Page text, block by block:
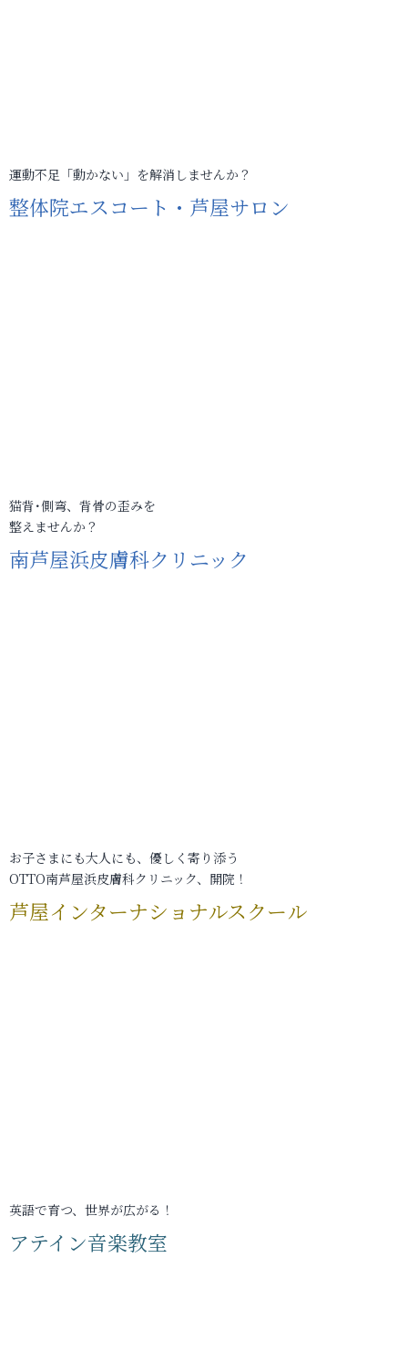
運動不足「動かない」を解消しませんか？
整体院エスコート・芦屋サロン
猫背･側弯、背骨の歪みを
整えませんか？
南芦屋浜皮膚科クリニック
お子さまにも大人にも、優しく寄り添う
OTTO南芦屋浜皮膚科クリニック、開院！
芦屋インターナショナルスクール
英語で育つ、世界が広がる！
アテイン音楽教室